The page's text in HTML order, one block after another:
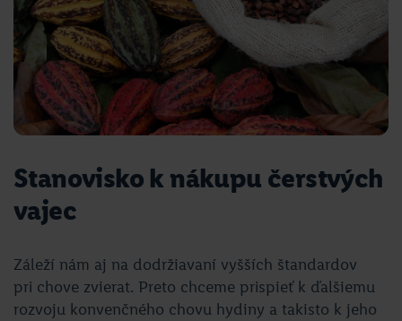
Stanovisko k nákupu čerstvých
vajec
Záleží nám aj na dodržiavaní vyšších štandardov
pri chove zvierat. Preto chceme prispieť k ďalšiemu
rozvoju konvenčného chovu hydiny a takisto k jeho